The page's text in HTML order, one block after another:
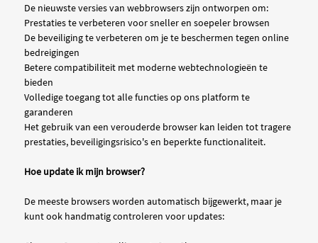
De nieuwste versies van webbrowsers zijn ontworpen om:
Prestaties te verbeteren voor sneller en soepeler browsen
De beveiliging te verbeteren om je te beschermen tegen online
bedreigingen
Betere compatibiliteit met moderne webtechnologieën te
bieden
Volledige toegang tot alle functies op ons platform te
garanderen
Het gebruik van een verouderde browser kan leiden tot tragere
prestaties, beveiligingsrisico's en beperkte functionaliteit.
Hoe update ik mijn browser?
De meeste browsers worden automatisch bijgewerkt, maar je
kunt ook handmatig controleren voor updates: